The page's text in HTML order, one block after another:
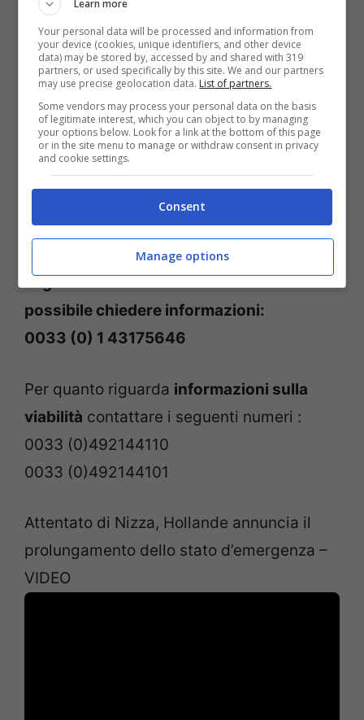
contattare in caso di
Per emergenze contattareConsolato
Generale d’Italia a Nizzaai seguenti
numeri:
0033 (0) 7 68 05 48 04
0033 (0) 6 03 69 03 57
0033 (0) 7 68 05 48 04.
Autorità francesihanno attivato il
seguente numero telefonico ove è anche
possibile chiedere informazioni:
0033 (0) 1 43175646
Per quanto riguarda informazioni sulla
viabilità contattare i seguenti numeri :
0033 (0)492144110
0033 (0)492144101
Attentato di Nizza, Hollande annuncia il
prolungamento dello stato d’emergenza –
VIDEO
Learn more
Your personal data will be processed and information from
your device (cookies, unique identifiers, and other device
data) may be stored by, accessed by and shared with 319
partners, or used specifically by this site. We and our partners
may use precise geolocation data. List of partners.
Some vendors may process your personal data on the basis
of legitimate interest, which you can object to by managing
your options below. Look for a link at the bottom of this page
or in the site menu to manage or withdraw consent in privacy
and cookie settings.
Consent
Manage options